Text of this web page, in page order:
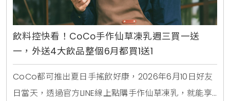
飲料控快看！CoCo手作仙草凍乳週三買一送
一，外送4大飲品整個6月都買1送1
CoCo都可推出夏日手搖飲好康，2026年6月10日好友
日當天，透過官方LINE線上點購手作仙草凍乳，就能享